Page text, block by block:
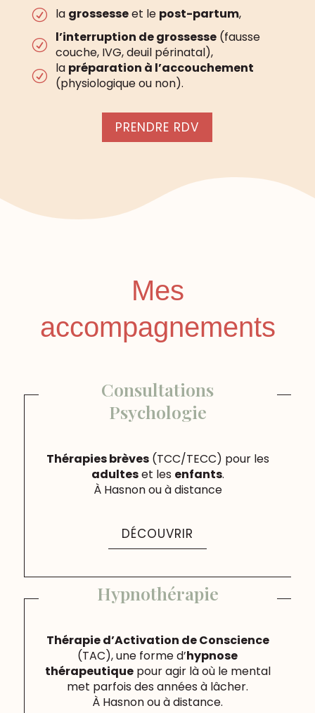
R la grossesseet le post-partum,
R l’interruption de grossesse(fausse
couche, IVG, deuil périnatal),
R la préparation à l’accouchement
(physiologique ou non).
PRENDRE RDV
Mes
accompagnements
Consultations
Psychologie
Thérapies brèves(TCC/TECC) pour les
adulteset les enfants.
À Hasnon ou à distance
DÉCOUVRIR
Hypnothérapie
Thérapie d’Activation de Conscience
(TAC), une forme d’hypnose
thérapeutiquepour agir là où le mental
met parfois des années à lâcher.
À Hasnon ou à distance.